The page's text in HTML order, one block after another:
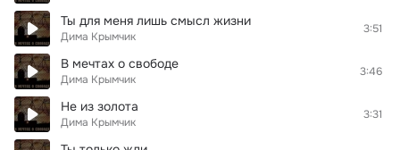
Ты для меня лишь смысл жизни
Дима Крымчик
3:51
В мечтах о свободе
Дима Крымчик
3:46
Не из золота
Дима Крымчик
3:31